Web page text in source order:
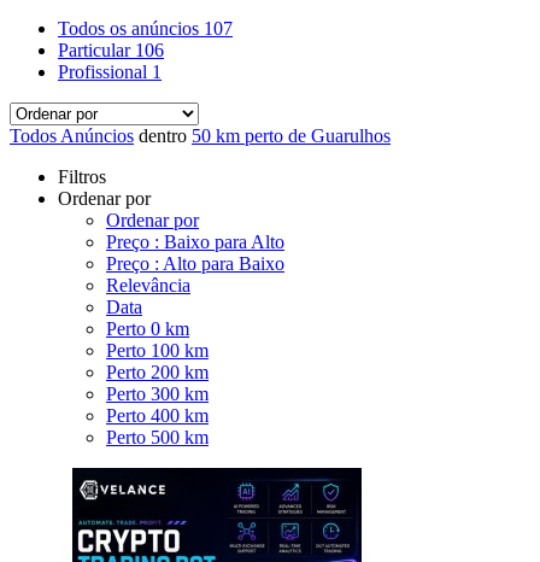
Todos os anúncios 107
Particular 106
Profissional 1
Todos Anúncios dentro 50 km perto de Guarulhos
Filtros
Ordenar por
Ordenar por
Preço : Baixo para Alto
Preço : Alto para Baixo
Relevância
Data
Perto 0 km
Perto 100 km
Perto 200 km
Perto 300 km
Perto 400 km
Perto 500 km